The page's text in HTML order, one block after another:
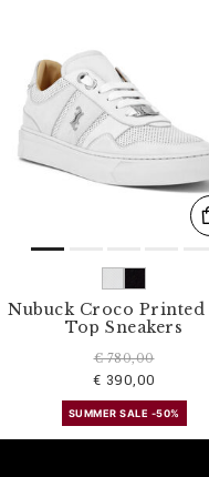
Nubuck Croco Printed
Top Sneakers
€ 780,00
€ 390,00
SUMMER SALE -50%